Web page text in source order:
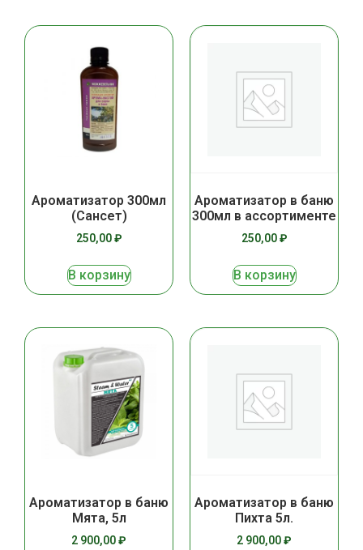
Ароматизатор 300мл
(Сансет)
250,00₽
В корзину
Ароматизатор в баню
300мл в ассортименте
250,00₽
В корзину
Ароматизатор в баню
Мята, 5л
2 900,00₽
Ароматизатор в баню
Пихта 5л.
2 900,00₽